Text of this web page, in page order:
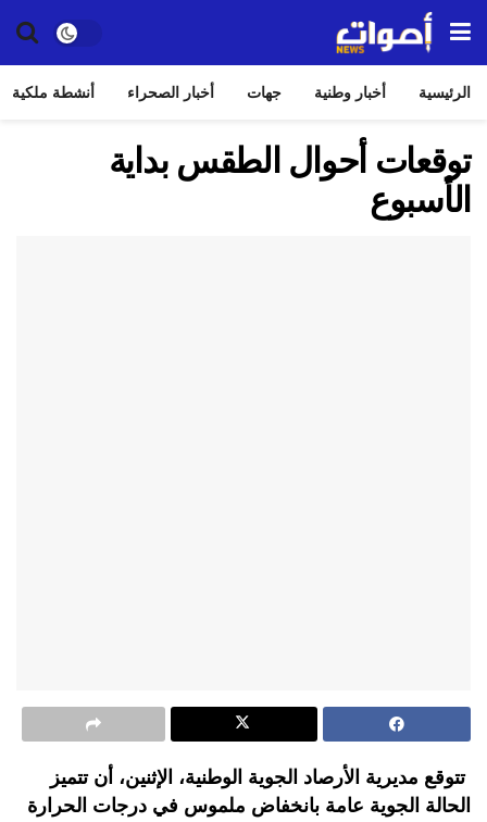
الرئيسية أخبار وطنية جهات أخبار الصحراء أنشطة ملكية
توقعات أحوال الطقس بداية
الأسبوع
تتوقع مديرية الأرصاد الجوية الوطنية، الإثنين، أن تتميز
الحالة الجوية عامة بانخفاض ملموس في درجات الحرارة